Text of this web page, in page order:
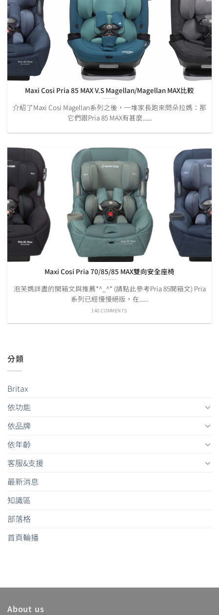
Maxi Cosi Pria 85 MAX V.S Magellan/Magellan MAX比較
介紹了Maxi Cosi Magellan系列之後，一堆家長跑來問朵拉媽：那
它們跟Pria 85 MAX有甚麼......
Maxi Cosi Pria 70/85/85 MAX雙向安全座椅
泡芙媽詳盡的開箱文與推薦*^_^* (請點此參考Pria 85開箱文) Pria
系列已經慢慢絕版，在......
140 COMMENTS
分類
Britax
依功能
依品牌
依年齡
客服&支援
最新消息
知識區
部落格
首頁輪播
About us